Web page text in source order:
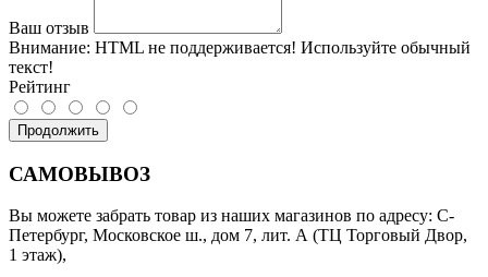
Ваш отзыв
Внимание: HTML не поддерживается! Используйте обычный
текст!
Рейтинг
Продолжить
САМОВЫВОЗ
Вы можете забрать товар из наших магазинов по адресу: С-
Петербург, Московское ш., дом 7, лит. А (ТЦ Торговый Двор,
1 этаж),